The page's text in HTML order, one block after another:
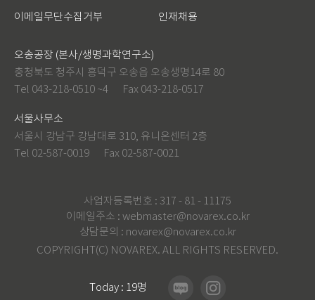
오송공장 (본사/생명과학연구소)
충청북도 청주시 흥덕구 오송읍 오송생명14로 80
Tel 043-218-0510 ~4
Fax 043-218-0517
서울사무소
서울시 강남구 강남대로 310, 유니온센터 2층
Tel 02-587-0019
Fax 02-587-0021
이메일무단수집거부
인재채용
사업자등록번호 : 317 - 81 - 11175
이메일주소 : webmaster@novarex.co.kr
상담문의 : novarex@novarex.co.kr
COPYRIGHT(C) NOVAREX. ALL RIGHTS RESERVED.
Today : 19명